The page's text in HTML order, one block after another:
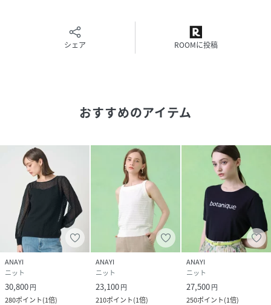
38サイズ：9号Mサイズ相当
・「商品のお気に入り登録」や「ブランドのお気に入り登
またパソコン・スマートフォンなどの環境により、製品と画
い。
offwhite(02)：model:172cm着用サイズ：38
pink(41)：model:172cm着用サイズ：38
black(95)：model:173cm着用サイズ：38
性別タイプ レディース
原産国 中国
素材
身頃部分:ポリエステル61％ レーヨン39％ 衿部
シェア ROOMに投稿
おすすめのアイテム
ANAYI
ニット
30,800円
280ポイント(1倍)
ANAYI
ニット
23,100円
210ポイント(1倍)
ANAYI
ニット
27,500円
250ポイント(1倍)